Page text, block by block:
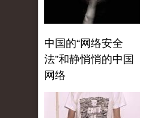
中国的“网络安全
法”和静悄悄的中国
网络